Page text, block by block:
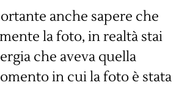
anche sapere che
la foto, in realtà stai
che aveva quella
in cui la foto è stata